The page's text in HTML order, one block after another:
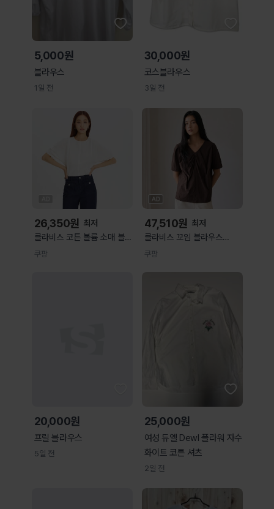
5,000원
블라우스
1일 전
30,000원
코스블라우스
3일 전
26,350원 최저
클라비스 코튼 볼륨 소매 블라
우스 IVORY39 M(88) 링클
쿠팡
47,510원 최저
클라비스 꼬임 블라우스
쿠팡
20,000원
프릴 블라우스
5일 전
25,000원
여성 듀엘 Dewl 플라워 자수
화이트 코튼 셔츠
2일 전